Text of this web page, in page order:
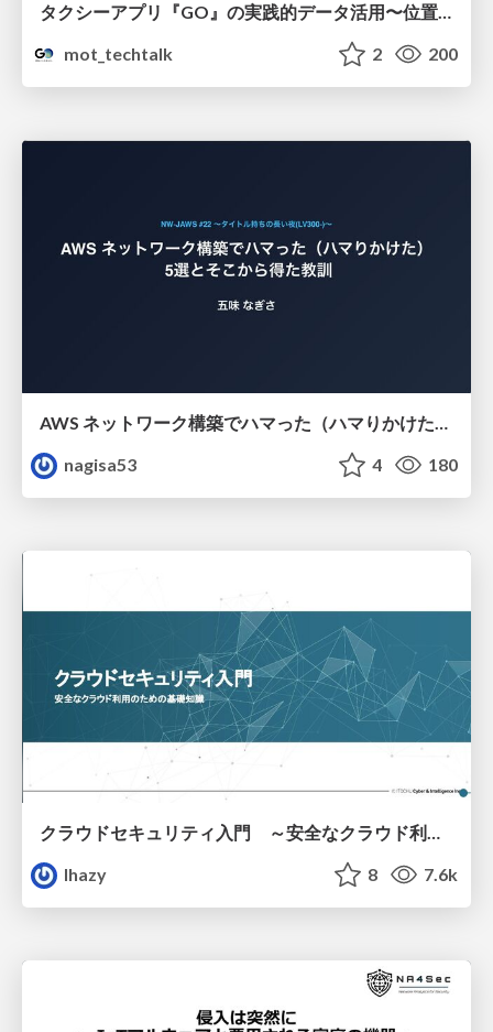
タクシーアプリ『GO』の実践的データ活用〜位置情報データの収集とStreamlitでの可視化〜
mot_techtalk
2 200
nagisa53
4 180
クラウドセキュリティ入門 ～安全なクラウド利用のための基礎知識～
lhazy
8 7.6k